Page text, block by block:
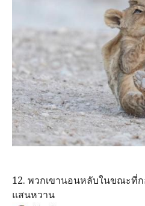
12. พวกเขานอนหลับในขณะที่
แสนหวาน